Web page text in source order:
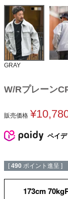
GRAY
W/Rプレーン
販売価格 ¥
ペイ
[ 490 ポイント進呈 ]
173cm